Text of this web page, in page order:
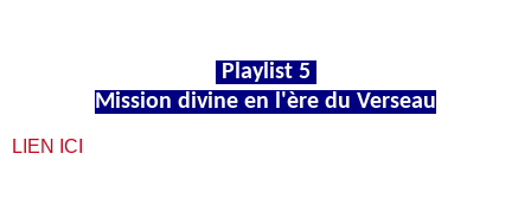
Playlist 5
Mission divine en l'ère du Verseau
LIEN ICI